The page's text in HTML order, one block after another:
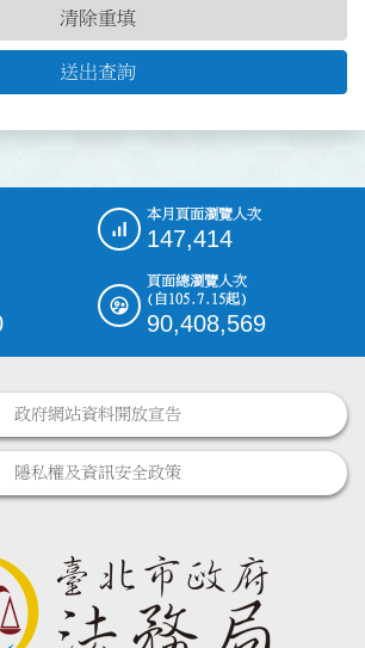
送出查詢
清除重填
本月頁面瀏覽人次
147,414
頁面總瀏覽人次
(自105.7.15起)
90,408,569
政府網站資料開放宣告
隱私權及資訊安全政策